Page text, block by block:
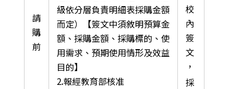
請
購
前
級依分層負責明細表採購金額
而定）【簽文中須敘明預算金
額、採購金額、採購標的、使
用需求、預期使用情形及效益
目的】
2.報經教育部核准
校
內
簽
文
，
採